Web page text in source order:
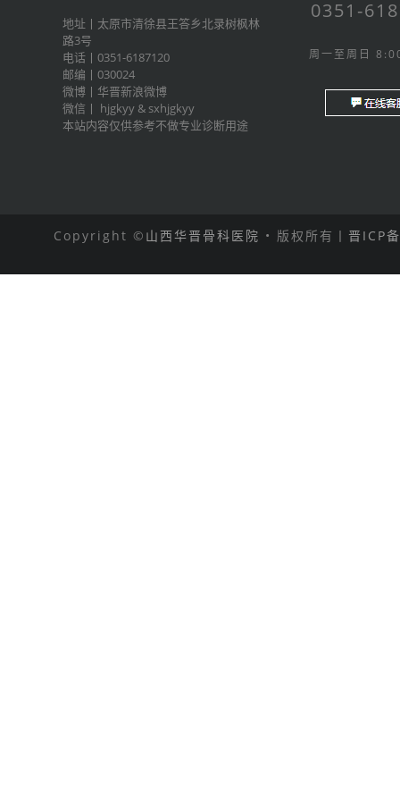
地址丨太原市清徐县王答乡北录树枫林
路3号
电话丨0351-6187120
邮编丨030024
微博丨 华晋新浪微博
微信丨 hjgkyy & sxhjgkyy
本站内容仅供参考不做专业诊断用途
0351-
周一至周日
Copyright © 山西华晋骨科医院 • 版权所有丨 晋ICP